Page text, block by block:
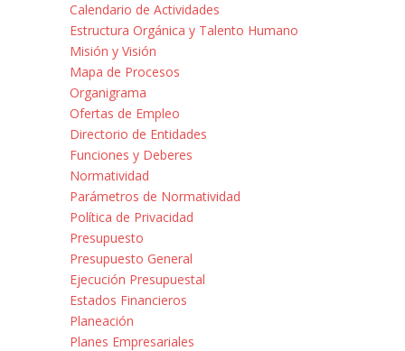
Calendario de Actividades
Estructura Orgánica y Talento Humano
Misión y Visión
Mapa de Procesos
Organigrama
Ofertas de Empleo
Directorio de Entidades
Funciones y Deberes
Normatividad
Parámetros de Normatividad
Política de Privacidad
Presupuesto
Presupuesto General
Ejecución Presupuestal
Estados Financieros
Planeación
Planes Empresariales